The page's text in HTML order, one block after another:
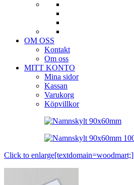
OM OSS
Kontakt
Om oss
MITT KONTO
Mina sidor
Kassan
Varukorg
Köpvillkor
Click to enlarge[textdomain=woodmart;]